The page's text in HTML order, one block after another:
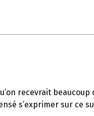
recevrait
s’exprimer sur ce